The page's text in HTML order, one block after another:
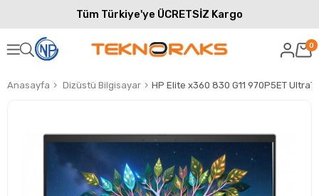
Tüm Türkiye'ye ÜCRETSİZ Kargo
0
Anasayfa Dizüstü Bilgisayar